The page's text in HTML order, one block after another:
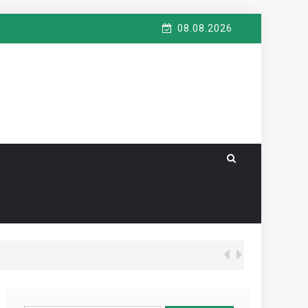
08.08.2026